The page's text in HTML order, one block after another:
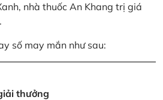
nhà thuốc An Khang trị giá
.
số may mắn như sau:
thưởng